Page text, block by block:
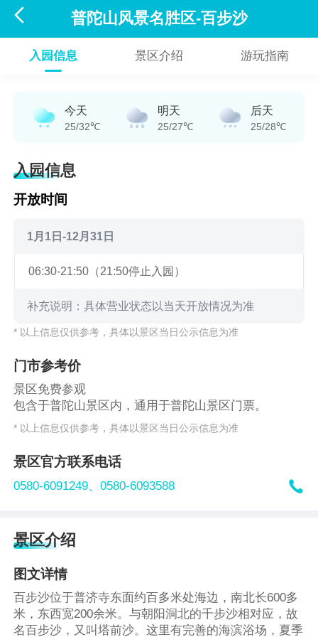
 普陀山风景名胜区-百步沙
入园信息 景区介绍 游玩指南
今天
25/32℃
明天
25/27℃
后天
25/28℃
入园信息
开放时间
1月1日-12月31日
06:30-21:50（21:50停止入园）
补充说明：具体营业状态以当天开放情况为准
* 以上信息仅供参考，具体以景区当日公示信息为准
门市参考价
景区免费参观
包含于普陀山景区内，通用于普陀山景区门票。
* 以上信息仅供参考，具体以景区当日公示信息为准
景区官方联系电话
0580-6091249、0580-6093588 
景区介绍
图文详情
百步沙位于普济寺东面约百多米处海边，南北长600多
米，东西宽200余米。与朝阳洞北的千步沙相对应，故
名百步沙，又叫塔前沙。这里有完善的海滨浴场，夏季